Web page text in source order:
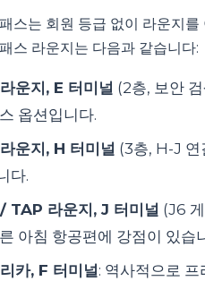
스는 회원 등급 없이 라운지
스 라운지는 다음과 같습니다:
운지, E 터미널 (2층, 보안
옵션입니다.
운지, H 터미널 (3층, H-J 연
다.
TAP 라운지, J 터미널 (J6
아침 항공편에 강점이 있습
카, F 터미널: 역사적으로